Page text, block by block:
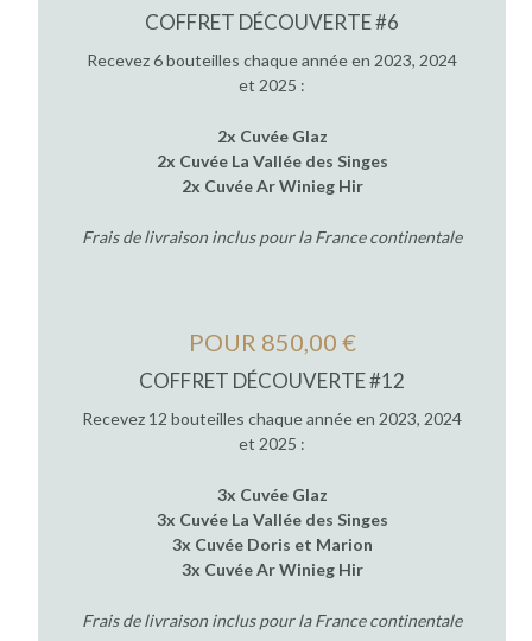
COFFRET DÉCOUVERTE #6
Recevez 6 bouteilles chaque année en 2023, 2024
et 2025 :
2x Cuvée Glaz
2x Cuvée La Vallée des Singes
2x Cuvée Ar Winieg Hir
Frais de livraison inclus pour la France continentale
POUR 850,00 €
COFFRET DÉCOUVERTE #12
Recevez 12 bouteilles chaque année en 2023, 2024
et 2025 :
3x Cuvée Glaz
3x Cuvée La Vallée des Singes
3x Cuvée Doris et Marion
3x Cuvée Ar Winieg Hir
Frais de livraison inclus pour la France continentale